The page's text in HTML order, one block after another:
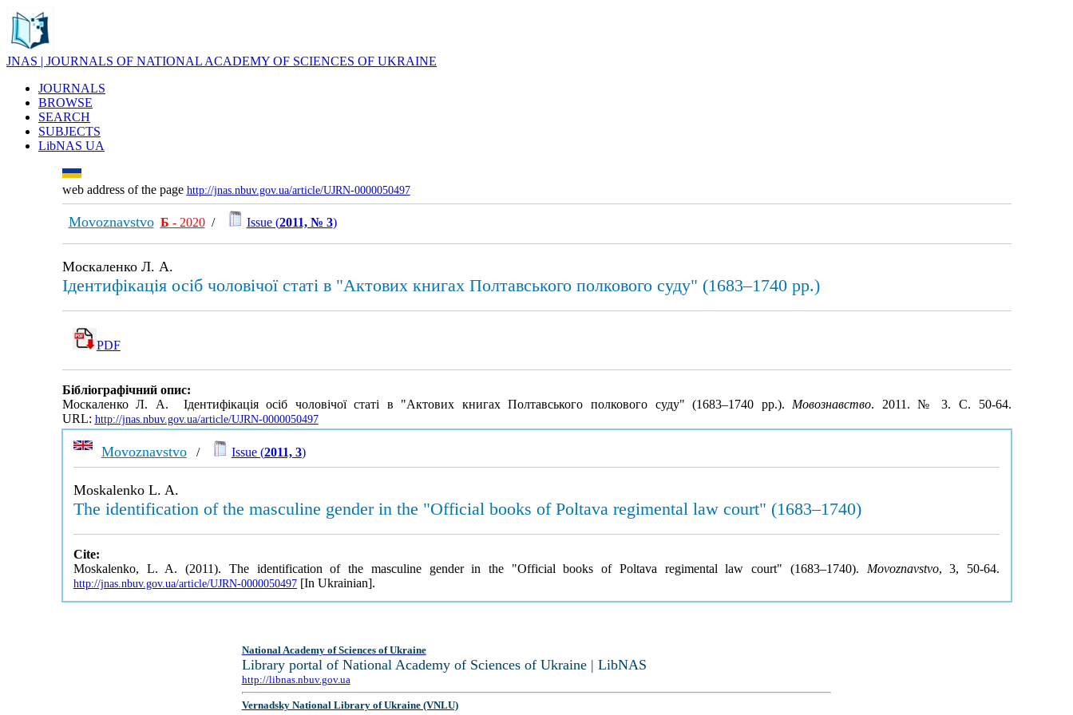
JNAS | JOURNALS OF NATIONAL ACADEMY OF SCIENCES OF UKRAINE
JOURNALS
BROWSE
SEARCH
SUBJECTS
LibNAS UA
web address of the page http://jnas.nbuv.gov.ua/article/UJRN-0000050497
Movoznavstvo Б - 2020/ Issue (2011, № 3)
Москаленко Л. А.
Ідентифікація осіб чоловічої статі в "Актових книгах Полтавського полкового суду" (1683–1740 рр.)
PDF
Бібліографічний опис:
Москаленко Л. А. Ідентифікація осіб чоловічої статі в "Актових книгах Полтавського полкового суду" (1683–1740 рр.).Мовознавство. 2011. № 3. С. 50-64.
URL: http://jnas.nbuv.gov.ua/article/UJRN-0000050497
Movoznavstvo/ Issue (2011, 3)
Moskalenko L. A.
The identification of the masculine gender in the "Official books of Poltava regimental law court" (1683–1740)
Cite:
Moskalenko, L. A. (2011). The identification of the masculine gender in the "Official books of Poltava regimental law court" (1683–1740). Movoznavstvo, 3, 50-64.
http://jnas.nbuv.gov.ua/article/UJRN-0000050497[In Ukrainian].
National Academy of Sciences of Ukraine
Library portal of National Academy of Sciences of Ukraine | LibNAS
http://libnas.nbuv.gov.ua
Vernadsky National Library of Ukraine (VNLU)